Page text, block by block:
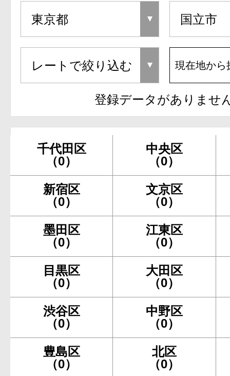
現在地から
登録データがありませ
千代田区
（0）
中央区
（0）
新宿区
（0）
文京区
（0）
墨田区
（0）
江東区
（0）
目黒区
（0）
大田区
（0）
渋谷区
（0）
中野区
（0）
豊島区
（0）
北区
（0）